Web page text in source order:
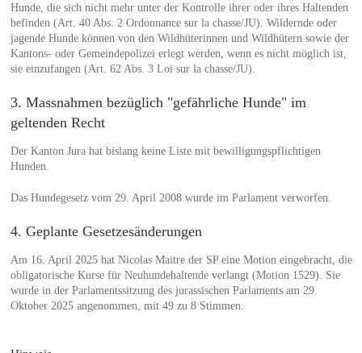
Hunde, die sich nicht mehr unter der Kontrolle ihrer oder ihres Haltenden
befinden (Art. 40 Abs. 2 Ordonnance sur la chasse/JU). Wildernde oder
jagende Hunde können von den Wildhüterinnen und Wildhütern sowie der
Kantons- oder Gemeindepolizei erlegt werden, wenn es nicht möglich ist,
sie einzufangen (Art. 62 Abs. 3 Loi sur la chasse/JU).
3. Massnahmen bezüglich "gefährliche Hunde" im
geltenden Recht
Der Kanton Jura hat bislang keine Liste mit bewilligungspflichtigen
Hunden.
Das Hundegesetz vom 29. April 2008 wurde im Parlament verworfen.
4. Geplante Gesetzesänderungen
Am 16. April 2025 hat Nicolas Maitre der SP eine Motion eingebracht, die
obligatorische Kurse für Neuhundehaltende verlangt (Motion 1529). Sie
wurde in der Parlamentssitzung des jurassischen Parlaments am 29.
Oktober 2025 angenommen, mit 49 zu 8 Stimmen.